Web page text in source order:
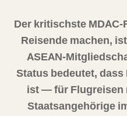
Der kritischste
Reisende machen,
ASEAN-
Status bedeutet,
ist — für Flugreisen
Staatsangehörige